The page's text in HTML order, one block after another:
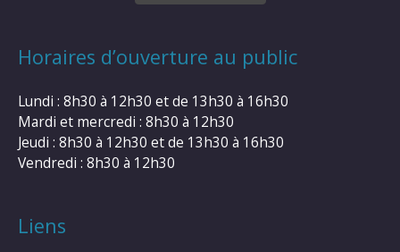
Horaires d’ouverture au public
Lundi : 8h30 à 12h30 et de 13h30 à 16h30
Mardi et mercredi : 8h30 à 12h30
Jeudi : 8h30 à 12h30 et de 13h30 à 16h30
Vendredi : 8h30 à 12h30
Liens